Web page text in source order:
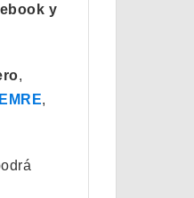
y
,
,